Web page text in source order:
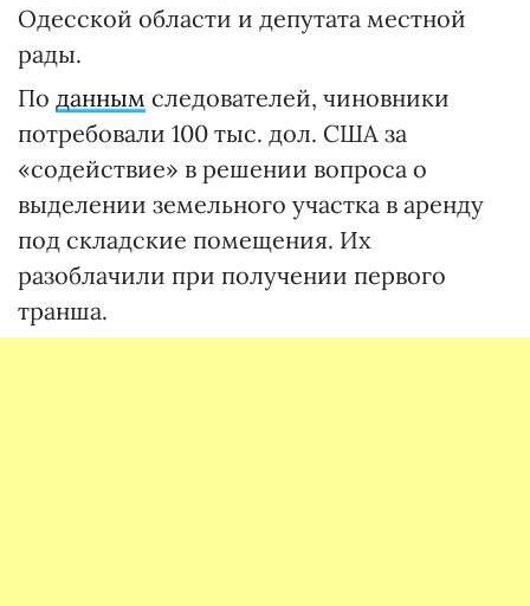
Одесской области и депутата местной
рады.
По данным следователей, чиновники
потребовали 100 тыс. дол. США за
«содействие» в решении вопроса о
выделении земельного участка в аренду
под складские помещения. Их
разоблачили при получении первого
транша.